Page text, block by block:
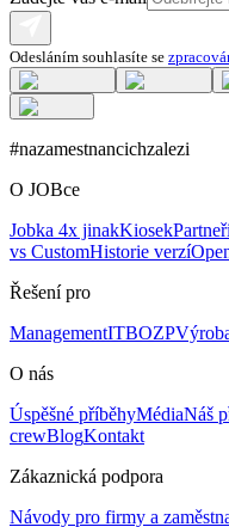
Odesláním souhlasíte se
#nazamestnancichzalezi
O JOBce
Jobka 4x jinakKiosek
vs CustomHistorie verzí
Řešení pro
ManagementITBOZP
O nás
Úspěšné příběhyMédiaNáš
crewBlogKontakt
Zákaznická podpora
Návody pro firmy a